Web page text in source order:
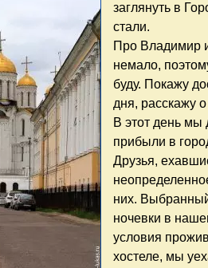
заглянуть в
стали.
Про Владимир
немало,
буду. Покажу
дня, расскажу
В этот день мы
прибыли в
Друзья,
них.
ночевки в
условия
хостеле, мы